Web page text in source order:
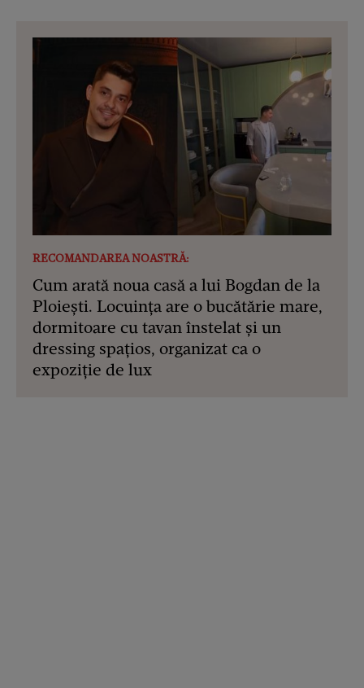
RECOMANDAREA NOASTRĂ:
Cum arată noua casă a lui Bogdan de la
Ploiești. Locuința are o bucătărie mare,
dormitoare cu tavan înstelat și un
dressing spațios, organizat ca o
expoziție de lux